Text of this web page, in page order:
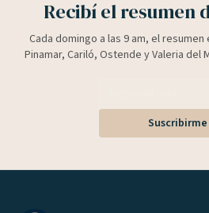
Recibí el resumen
Cada domingo a las 9 am, el
Pinamar, Cariló, Ostende y Valeria del
Suscribirme